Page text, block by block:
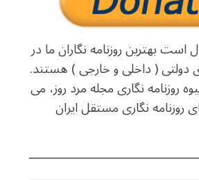
بهترین روزنامه نگاران ما در
( داخلی و خارجی ) هستند.
روزنامه نگاری مجله مرد روز، می
روزنامه نگاری مستقل ایران